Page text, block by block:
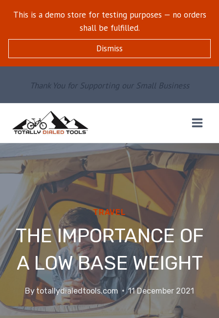
This is a demo store for testing purposes — no orders
shall be fulfilled.
Dismiss
Thank You for Supporting our Small Business
TRAVEL
THE IMPORTANCE OF
A LOW BASE WEIGHT
By totallydialedtools.com 11 December 2021